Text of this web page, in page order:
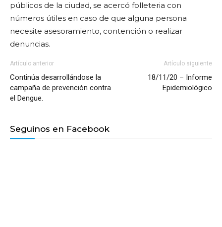
públicos de la ciudad, se acercó folleteria con
números útiles en caso de que alguna persona
necesite asesoramiento, contención o realizar
denuncias.
Artículo anterior
Continúa desarrollándose la
campaña de prevención contra
el Dengue.
Artículo siguiente
18/11/20 – Informe
Epidemiológico
Seguinos en Facebook